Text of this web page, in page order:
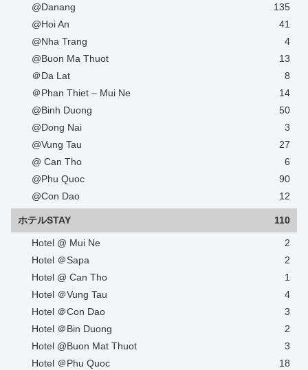
@Danang
135
@Hoi An
41
@Nha Trang
4
@Buon Ma Thuot
13
＠Da Lat
8
＠Phan Thiet – Mui Ne
14
@Binh Duong
50
@Dong Nai
3
@Vung Tau
27
@ Can Tho
6
@Phu Quoc
90
@Con Dao
12
ホテルSTAY 110
Hotel @ Mui Ne
2
Hotel ＠Sapa
2
Hotel @ Can Tho
1
Hotel ＠Vung Tau
4
Hotel ＠Con Dao
3
Hotel ＠Bin Duong
2
Hotel @Buon Mat Thuot
3
Hotel ＠Phu Quoc
18